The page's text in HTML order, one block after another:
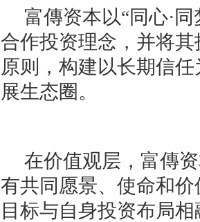
富傳资本以“同心·
合作投资理念，并将
原则，构建以长期信
展生态圈。
在价值观层，富傳
有共同愿景、使命和
目标与自身投资布局